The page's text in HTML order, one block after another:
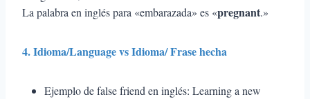
La palabra en inglés para «embarazada» es «pregnant.»
4. Idioma/Language vs Idioma/ Frase hecha
Ejemplo de false friend en inglés: Learning a new